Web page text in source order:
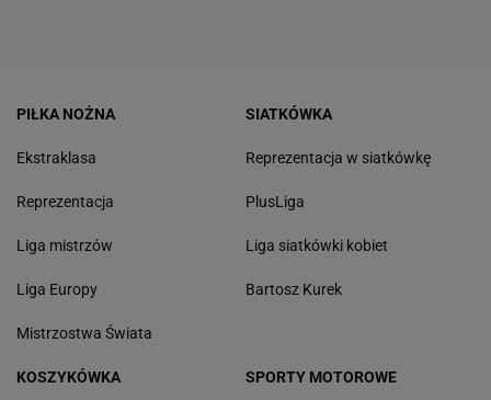
PIŁKA NOŻNA
Ekstraklasa
Reprezentacja
Liga mistrzów
Liga Europy
Mistrzostwa Świata
SIATKÓWKA
Reprezentacja w siatkówkę
PlusLiga
Liga siatkówki kobiet
Bartosz Kurek
KOSZYKÓWKA SPORTY MOTOROWE